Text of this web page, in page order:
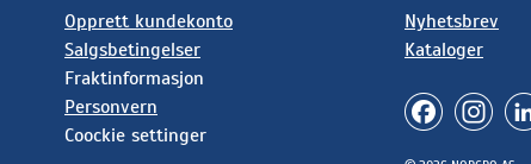
Opprett kundekonto
Salgsbetingelser
Fraktinformasjon
Personvern
Coockie settinger
Nyhetsbrev
Kataloger